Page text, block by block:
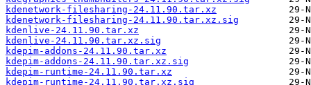
kdenetwork-filesharing-24.11.90.tar.xz
kdenetwork-filesharing-24.11.90.tar.xz.sig
kdenlive-24.11.90.tar.xz
kdenlive-24.11.90.tar.xz.sig
kdepim-addons-24.11.90.tar.xz
kdepim-addons-24.11.90.tar.xz.sig
kdepim-runtime-24.11.90.tar.xz
kdepim-runtime-24.11.90.tar.xz.sig